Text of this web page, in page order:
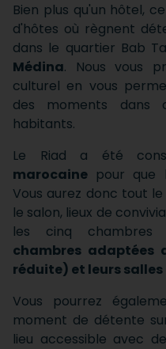
Bien plus qu'un hôtel,
d'hôtes où règnent
dans le quartier Bab
Médina. Nous vous
culturel en vous
des moments
habitants.
Le Riad a été
marocaine pour que
Vous aurez donc tout
le salon, lieux de
les cinq chambres
chambres adaptées
réduite) et leurs salles
Vous pourrez
moment de détente
lieu accessible avec